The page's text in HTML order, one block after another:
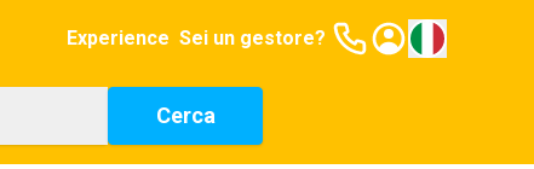
Experience Sei un gestore?
Cerca